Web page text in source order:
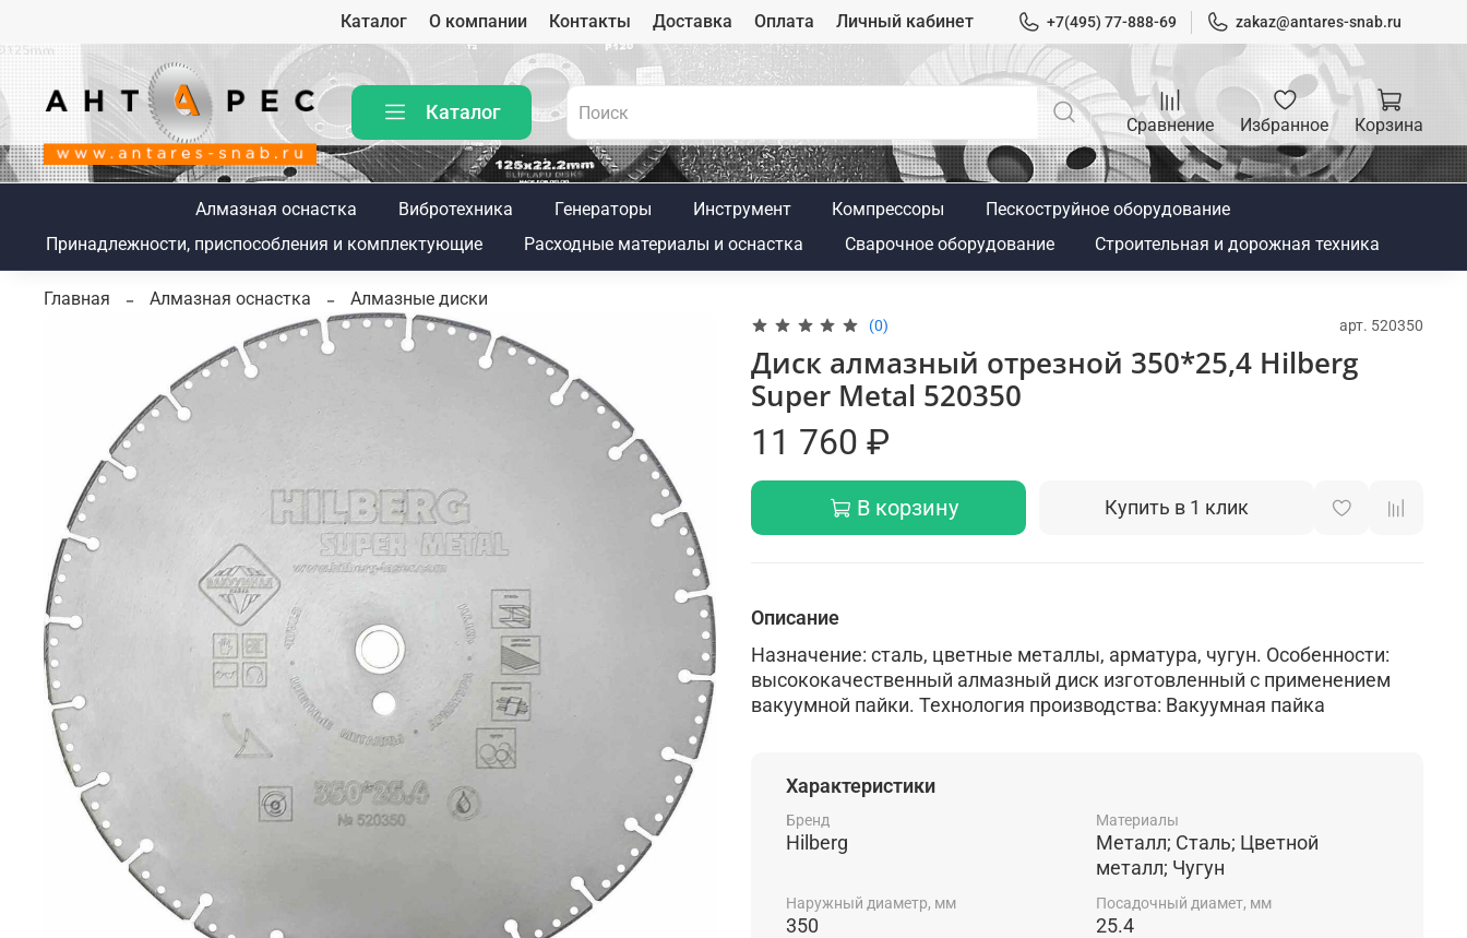
Каталог О компании Контакты Доставка Оплата Личный кабинет +7(495) 77-888-69 zakaz@antares-snab.ru
Каталог
Сравнение Избранное Корзина
Алмазная оснастка Вибротехника Генераторы Инструмент Компрессоры
Пескоструйное оборудование
Принадлежности, приспособления и комплектующие
Расходные материалы и оснастка Сварочное оборудование Строительная и дорожная техника
Главная Алмазная оснастка Алмазные диски
(0) арт. 520350
Диск алмазный отрезной 350*25,4 Hilberg
Super Metal 520350
11 760 ₽
В корзину Купить в 1 клик
Описание
Назначение: сталь, цветные металлы, арматура, чугун. Особенности:
высококачественный алмазный диск изготовленный с применением
вакуумной пайки. Технология производства: Вакуумная пайка
Характеристики
Бренд
Hilberg
Материалы
Металл; Сталь; Цветной
металл; Чугун
Наружный диаметр, мм
350
Посадочный диамет, мм
25.4